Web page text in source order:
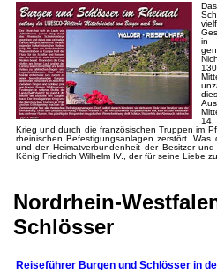
in
14.
Krieg und durch die französischen Truppen im
rheinischen Befestigungsanlagen zerstört.
und der Heimatverbundenheit der Besitzer
König Friedrich Wilhelm IV., der für seine Liebe
Nordrhein-
Schlösser
Reiseführer Burgen und Schlösser in